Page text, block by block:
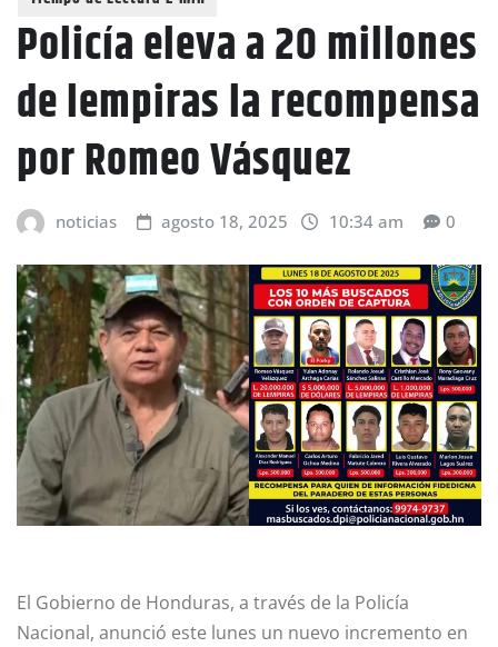
Policía eleva a 20 millones
de lempiras la recompensa
por Romeo Vásquez
noticias agosto 18, 2025 10:34 am 0
El Gobierno de Honduras, a través de la Policía
Nacional, anunció este lunes un nuevo incremento en